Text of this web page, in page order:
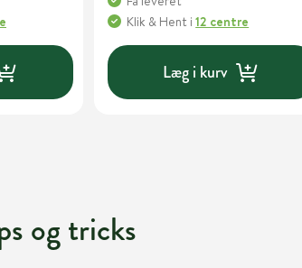
Klik & Hent i12 centre
Læg i kurv
og tricks